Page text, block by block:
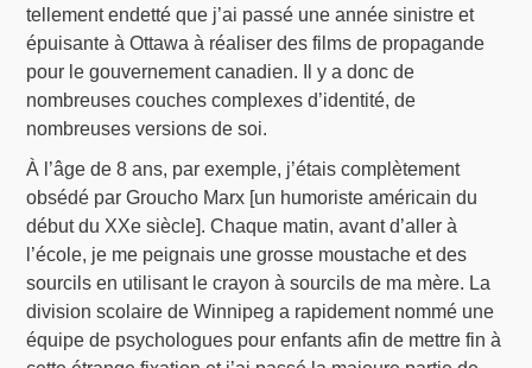
tellement endetté que j’ai passé une année sinistre et
épuisante à Ottawa à réaliser des films de propagande
pour le gouvernement canadien. Il y a donc de
nombreuses couches complexes d’identité, de
nombreuses versions de soi.
À l’âge de 8 ans, par exemple, j’étais complètement
obsédé par Groucho Marx [un humoriste américain du
début du XXe siècle]. Chaque matin, avant d’aller à
l’école, je me peignais une grosse moustache et des
sourcils en utilisant le crayon à sourcils de ma mère. La
division scolaire de Winnipeg a rapidement nommé une
équipe de psychologues pour enfants afin de mettre fin à